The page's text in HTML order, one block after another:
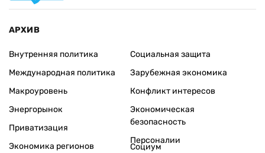
АРХИВ
Внутренняя политика
Международная политика
Макроуровень
Энергорынок
Приватизация
Экономика регионов
Социальная защита
Зарубежная экономика
Конфликт интересов
Экономическая
безопасность
Персоналии
Социум